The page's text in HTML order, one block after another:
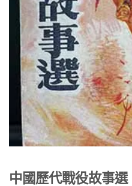
中國歷代戰役故事選